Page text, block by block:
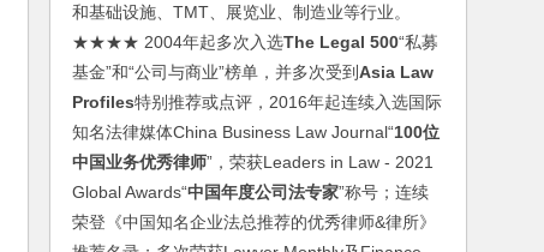
和基础设施、TMT、展览业、制造业等行业。
★★★★ 2004年起多次入选The Legal 500“私募
基金”和“公司与商业”榜单，并多次受到Asia Law
Profiles特别推荐或点评，2016年起连续入选国际
知名法律媒体China Business Law Journal“100位
中国业务优秀律师”，荣获Leaders in Law - 2021
Global Awards“中国年度公司法专家”称号；连续
荣登《中国知名企业法总推荐的优秀律师&律所》